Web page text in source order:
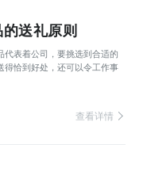
送礼原则
代表着公司，要挑选到合适的
得恰到好处，还可以令工作事
查看详情